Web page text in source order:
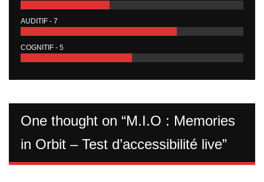
AUDITIF - 7
COGNITIF - 5
One thought on “M.I.O : Memories
in Orbit – Test d’accessibilité live”